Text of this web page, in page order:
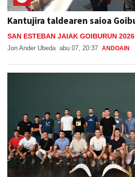
Kantujira taldearen saioa
SAN ESTEBAN JAIAK GOIBURUN 2026
Jon Ander Ubeda abu 07, 20:37 ANDOAIN